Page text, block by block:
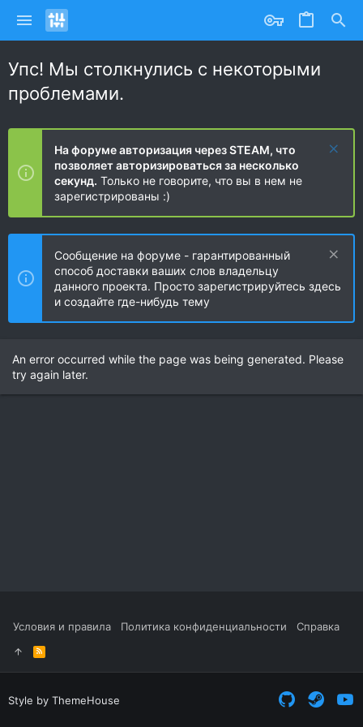
Упс! Мы столкнулись с некоторыми
проблемами.
На форуме авторизация через STEAM, что
позволяет авторизироваться за несколько
секунд. Только не говорите, что вы в нем не
зарегистрированы :)
Сообщение на форуме - гарантированный
способ доставки ваших слов владельцу
данного проекта. Просто зарегистрируйтесь здесь
и создайте где-нибудь тему
An error occurred while the page was being generated. Please
try again later.
Условия и правила Политика конфиденциальности Справка
R
S
S
Style by ThemeHouse